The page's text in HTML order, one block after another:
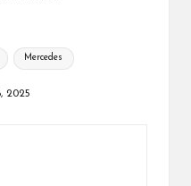
Mercedes
2025